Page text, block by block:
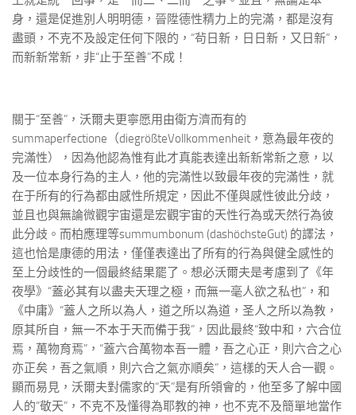
身，還是促進別人明明德，晉陞德性精力上的完滿，都是沒有
盡頭，不克不及設定任何下限的，“茍日新，日日新，又日新”，
而新新常新，非“止于至善”不成！
關于“至善”，沃爾夫更寧愿用由衛方濟而有的
summaperfectione（diegrößteVollkommenheit，意為最年夜的
完滿性），因為他認為惟有此才真能表達出新新常新之意，以
及一位本身行為的主人，他的完滿性以致最年夜的完滿性，就
在于所有的行為都由感性所規定，因此不僅與感性彼此分歧，
並且也與無論微觀宇宙還是宏觀宇宙的天性行為或天然行為彼
此分歧。而柏應理等summumbonum (dashöchsteGut) 的譯法，
這也恰是康德的用法，僅僅表達出了所有的行為與健全感性的
至上分歧性的一個最終結果罷了。想必沃爾夫是考慮到了《年
夜學》“蓋必其有以盡夫天理之極，而無一毫人欲之私也”，和
《中庸》“蓋人之所以為人，道之所以為道，圣人之所以為教，
原其所自，無一不本于天而備于我”，因此最終“致中和，六合位
焉，萬物育焉”，“蓋六合萬物本吾一體，吾之心正，則六合之心
亦正矣，吾之氣順，則六合之氣亦順矣”，這樣的天人合一觀。
顯而易見，沃爾夫對儒家的“天”是有所領會的，他至多了解中國
人的“敬天”，不克不及懂得為耶教的神，也不克不及簡單地當作